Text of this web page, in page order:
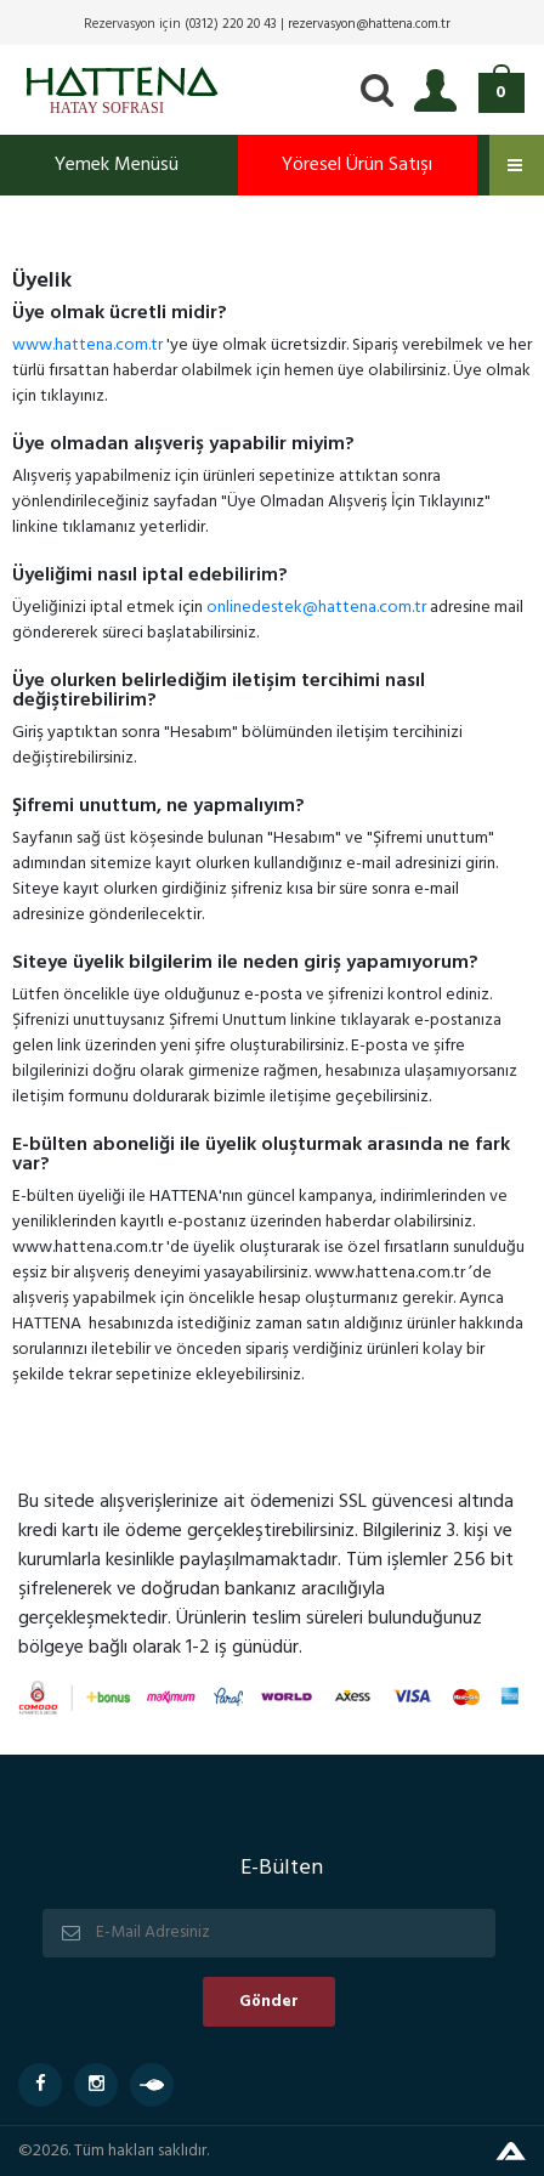
Rezervasyon için (0312) 220 20 43 | rezervasyon@hattena.com.tr
0
Yemek Menüsü Yöresel Ürün Satışı
Üyelik
Üye olmak ücretli midir?
www.hattena.com.tr'ye üye olmak ücretsizdir. Sipariş verebilmek ve her
türlü fırsattan haberdar olabilmek için hemen üye olabilirsiniz. Üye olmak
için tıklayınız.
Üye olmadan alışveriş yapabilir miyim?
Alışveriş yapabilmeniz için ürünleri sepetinize attıktan sonra
yönlendirileceğiniz sayfadan "Üye Olmadan Alışveriş İçin Tıklayınız"
linkine tıklamanız yeterlidir.
Üyeliğimi nasıl iptal edebilirim?
Üyeliğinizi iptal etmek içinonlinedestek@hattena.com.tradresine mail
göndererek süreci başlatabilirsiniz.
Üye olurken belirlediğim iletişim tercihimi nasıl
değiştirebilirim?
Giriş yaptıktan sonra "Hesabım" bölümünden iletişim tercihinizi
değiştirebilirsiniz.
Şifremi unuttum, ne yapmalıyım?
Sayfanın sağ üst köşesinde bulunan "Hesabım" ve "Şifremi unuttum"
adımından sitemize kayıt olurken kullandığınız e-mail adresinizi girin.
Siteye kayıt olurken girdiğiniz şifreniz kısa bir süre sonra e-mail
adresinize gönderilecektir.
Siteye üyelik bilgilerim ile neden giriş yapamıyorum?
Lütfen öncelikle üye olduğunuz e-posta ve şifrenizi kontrol ediniz.
Şifrenizi unuttuysanız Şifremi Unuttum linkine tıklayarak e-postanıza
gelen link üzerinden yeni şifre oluşturabilirsiniz. E-posta ve şifre
bilgilerinizi doğru olarak girmenize rağmen, hesabınıza ulaşamıyorsanız
iletişim formunu doldurarak bizimle iletişime geçebilirsiniz.
E-bülten aboneliği ile üyelik oluşturmak arasında ne fark
var?
E-bülten üyeliği ile HATTENA'nın güncel kampanya, indirimlerinden ve
yeniliklerinden kayıtlı e-postanız üzerinden haberdar olabilirsiniz.
www.hattena.com.tr 'de üyelik oluşturarak ise özel fırsatların sunulduğu
eşsiz bir alışveriş deneyimi yasayabilirsiniz. www.hattena.com.tr ’de
alışveriş yapabilmek için öncelikle hesap oluşturmanız gerekir. Ayrıca
HATTENA hesabınızda istediğiniz zaman satın aldığınız ürünler hakkında
sorularınızı iletebilir ve önceden sipariş verdiğiniz ürünleri kolay bir
şekilde tekrar sepetinize ekleyebilirsiniz.
Bu sitede alışverişlerinize ait ödemenizi SSL güvencesi altında
kredi kartı ile ödeme gerçekleştirebilirsiniz. Bilgileriniz 3. kişi ve
kurumlarla kesinlikle paylaşılmamaktadır. Tüm işlemler 256 bit
şifrelenerek ve doğrudan bankanız aracılığıyla
gerçekleşmektedir. Ürünlerin teslim süreleri bulunduğunuz
bölgeye bağlı olarak 1-2 iş günüdür.
E-Bülten
©2026. Tüm hakları saklıdır.